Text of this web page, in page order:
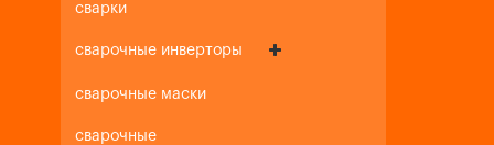
сварки
сварочные инверторы
сварочные маски
сварочные